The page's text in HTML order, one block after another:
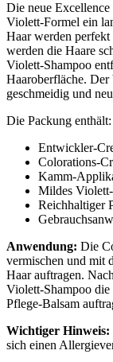
Die neue
Violett-Formel ein
Haar werden perfekt
werden die Haare
Violett-Shampoo
Haaroberfläche. Der
geschmeidig und
Die Packung enthält:
Entwickler-
Colorations-
Kamm-
Mildes
Reichhaltiger
Anwendung: Die
vermischen und mit
Haar auftragen.
Violett-Shampoo
Pflege-Balsam
Wichtiger Hinweis:
sich einen